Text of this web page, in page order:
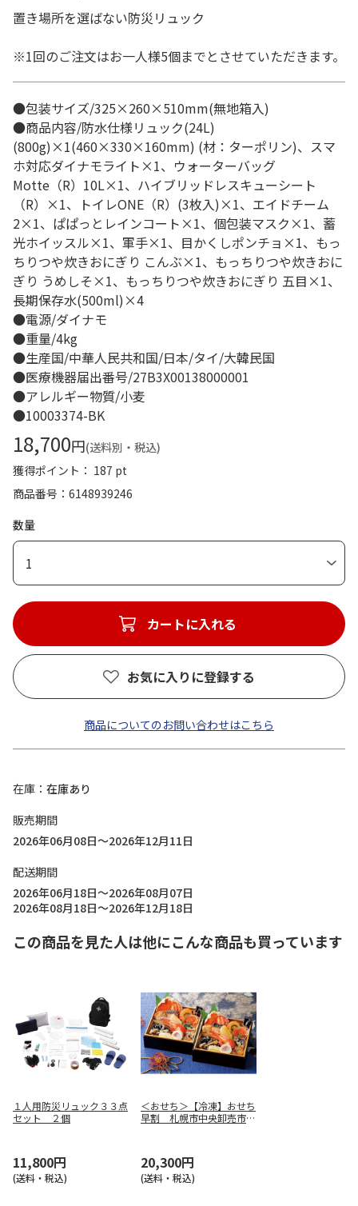
置き場所を選ばない防災リュック
※1回のご注文はお一人様5個までとさせていただきます。
●包装サイズ/325×260×510mm(無地箱入)
●商品内容/防水仕様リュック(24L)
(800g)×1(460×330×160mm) (材：ターポリン)、スマ
ホ対応ダイナモライト×1、ウォーターバッグ
Motte（R）10L×1、ハイブリッドレスキューシート
（R）×1、トイレONE（R）(3枚入)×1、エイドチーム
2×1、ぱぱっとレインコート×1、個包装マスク×1、蓄
光ホイッスル×1、軍手×1、目かくしポンチョ×1、もっ
ちりつや炊きおにぎり こんぶ×1、もっちりつや炊きおに
ぎり うめしそ×1、もっちりつや炊きおにぎり 五目×1、
長期保存水(500ml)×4
●電源/ダイナモ
●重量/4kg
●生産国/中華人民共和国/日本/タイ/大韓民国
●医療機器届出番号/27B3X00138000001
●アレルギー物質/小麦
●10003374-BK
18,700円(送料別・税込)
獲得ポイント： 187 pt
商品番号
6148939246
数量
1
カートに入れる
お気に入りに登録する
商品についてのお問い合わせはこちら
在庫
在庫あり
販売期間
2026年06月08日～2026年12月11日
配送期間
2026年06月18日～2026年08月07日
2026年08月18日～2026年12月18日
この商品を見た人は他にこんな商品も買っています
１人用防災リュック３３点
セット ２個
11,800円
(送料・税込)
＜おせち＞【冷凍】おせち
早割 札幌市中央卸売市場
20,300円
(送料・税込)